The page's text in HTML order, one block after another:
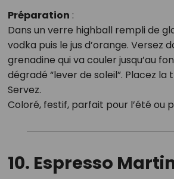
Préparation :
Dans un verre highball rempli de
vodka puis le jus d’orange. Versez
grenadine qui va couler jusqu’au
dégradé “lever de soleil”. Placez la
Servez.
Coloré, festif, parfait pour l’été ou
10. Espresso